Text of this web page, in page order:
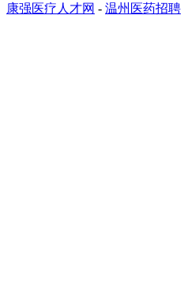
康强医疗人才网 - 温州医药招聘